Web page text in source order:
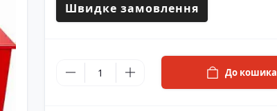
Швидке замовлення
До кошика